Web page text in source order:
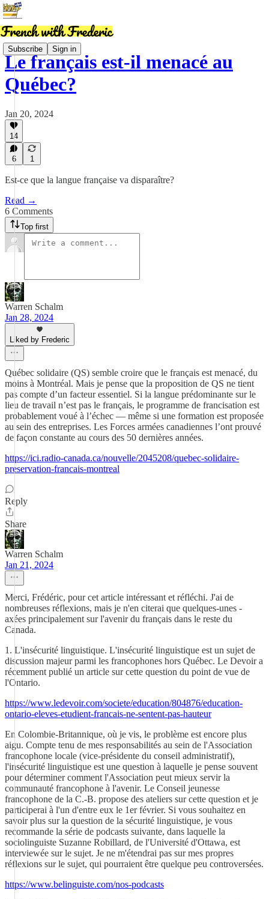
Subscribe Sign in
Le français est-il menacé au
Québec?
Jan 20, 2024
14
6 1
Est-ce que la langue française va disparaître?
Read →
6 Comments
Top first
Warren Schalm
Jan 28, 2024
Liked by Frederic
Québec solidaire (QS) semble croire que le français est menacé, du
moins à Montréal. Mais je pense que la proposition de QS ne tient
pas compte d’un facteur essentiel. Si la langue prédominante sur le
lieu de travail n’est pas le français, le programme de francisation est
probablement voué à l’échec — même si une formation est proposée
au sein des entreprises. Les Forces armées canadiennes l’ont prouvé
de façon constante au cours des 50 dernières années.
https://ici.radio-canada.ca/nouvelle/2045208/quebec-solidaire-
preservation-francais-montreal
Reply
Share
Warren Schalm
Jan 21, 2024
Merci, Frédéric, pour cet article intéressant et réfléchi. J'ai de
nombreuses réflexions, mais je n'en citerai que quelques-unes -
axées principalement sur l'avenir du français dans le reste du
Canada.
1. L'insécurité linguistique. L'insécurité linguistique est un sujet de
discussion majeur parmi les francophones hors Québec. Le Devoir a
récemment publié un article sur cette question du point de vue de
l'Ontario.
https://www.ledevoir.com/societe/education/804876/education-
ontario-eleves-etudient-francais-ne-sentent-pas-hauteur
En Colombie-Britannique, où je vis, le problème est encore plus
aigu. Compte tenu de mes responsabilités au sein de l'Association
francophone locale (vice-présidente du conseil administratif),
l'insécurité linguistique est une question à laquelle je pense souvent
pour déterminer comment l'Association peut mieux servir la
communauté francophone à l'avenir. Le Conseil jeunesse
francophone de la C.-B. propose des ateliers sur cette question et je
participerai à l'un d'entre eux le 1er février. Si vous souhaitez en
savoir plus sur la question de la sécurité linguistique, je vous
recommande la série de podcasts suivante, dans laquelle la
sociolinguiste Suzanne Robillard, de l'Université d'Ottawa, est
interviewée sur le sujet. Je ne m'étendrai pas sur mes propres
réflexions sur le sujet, qui pourraient être quelque peu controversées.
https://www.belinguiste.com/nos-podcasts